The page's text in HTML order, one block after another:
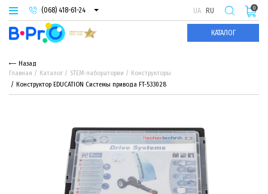
(068) 418-61-24
(093) 974-66-94
(095) 987-29-55
UA RU
КАТАЛОГ
0
Назад
Главная
Каталог STEM-лаборатории
Конструкторы
Конструктор EDUCATION Системы привода FT-533028